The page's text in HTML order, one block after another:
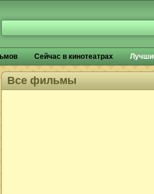
Сейчас в кинотеатрах
Все фильмы